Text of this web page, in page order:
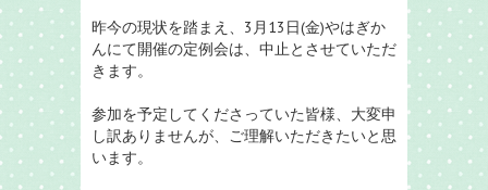
昨今の現状を踏まえ、3月13日(金)やはぎか
んにて開催の定例会は、中止とさせていただ
きます。
参加を予定してくださっていた皆様、大変申
し訳ありませんが、ご理解いただきたいと思
います。